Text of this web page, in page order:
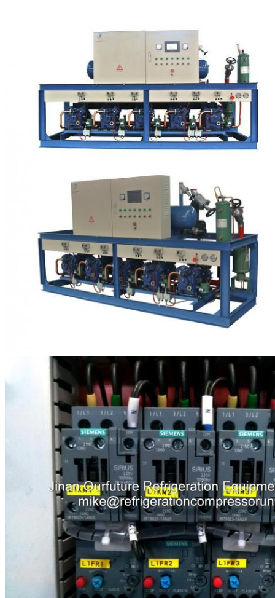
कोर के साथ
12
अन्य घटक
तेल दबाव नियंत्रक (तेल पंप
निर्माण के लिए)
कंप्रेसर निकास मफलर
क्रैंककेस हीटर
उच्च दबाव सेंसर
कंप्रेसर प्रशंसक
हीट रिकवरी डिवाइस
कंप्रेसर स्प्रे ठंडा
हॉट गैस डीफ़्रॉस्ट
फ़्यूज़न
प्रशीतन तेल
उपकुलिंग घटक
Subcooling solenoid
वाल्व, Subcooling दृष्टि
कांच, Subcooling रोक
वाल्व।